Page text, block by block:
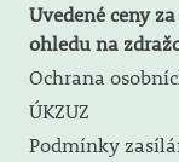
Uvedené ceny
ohledu na
Ochrana
ÚKZUZ
Podmínky